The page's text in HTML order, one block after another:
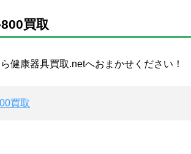
買取
健康器具買取.netへおまかせください！
買取